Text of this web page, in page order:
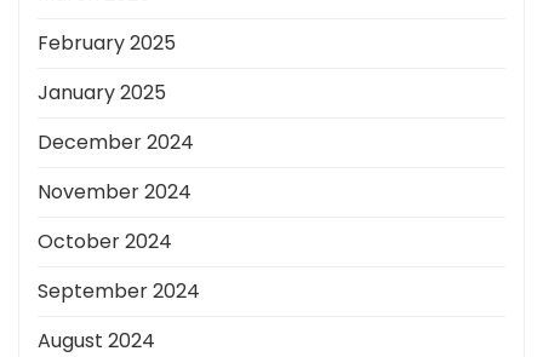
February 2025
January 2025
December 2024
November 2024
October 2024
September 2024
August 2024